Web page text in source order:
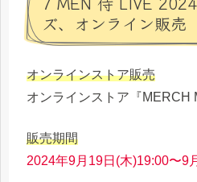
ズ、オンライン販売
オンラインストア販売
オンラインストア『MERCH
販売期間
2024年9月19日(木)19:00〜9